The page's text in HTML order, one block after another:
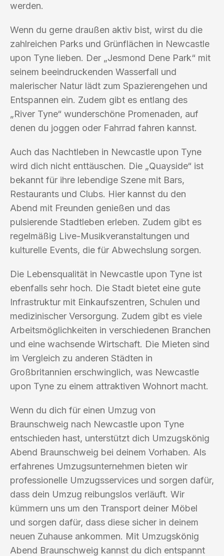
werden.
Wenn du gerne draußen aktiv bist, wirst du die
zahlreichen Parks und Grünflächen in Newcastle
upon Tyne lieben. Der „Jesmond Dene Park“ mit
seinem beeindruckenden Wasserfall und
malerischer Natur lädt zum Spazierengehen und
Entspannen ein. Zudem gibt es entlang des
„River Tyne“ wunderschöne Promenaden, auf
denen du joggen oder Fahrrad fahren kannst.
Auch das Nachtleben in Newcastle upon Tyne
wird dich nicht enttäuschen. Die „Quayside“ ist
bekannt für ihre lebendige Szene mit Bars,
Restaurants und Clubs. Hier kannst du den
Abend mit Freunden genießen und das
pulsierende Stadtleben erleben. Zudem gibt es
regelmäßig Live-Musikveranstaltungen und
kulturelle Events, die für Abwechslung sorgen.
Die Lebensqualität in Newcastle upon Tyne ist
ebenfalls sehr hoch. Die Stadt bietet eine gute
Infrastruktur mit Einkaufszentren, Schulen und
medizinischer Versorgung. Zudem gibt es viele
Arbeitsmöglichkeiten in verschiedenen Branchen
und eine wachsende Wirtschaft. Die Mieten sind
im Vergleich zu anderen Städten in
Großbritannien erschwinglich, was Newcastle
upon Tyne zu einem attraktiven Wohnort macht.
Wenn du dich für einen Umzug von
Braunschweig nach Newcastle upon Tyne
entschieden hast, unterstützt dich Umzugskönig
Abend Braunschweig bei deinem Vorhaben. Als
erfahrenes Umzugsunternehmen bieten wir
professionelle Umzugsservices und sorgen dafür,
dass dein Umzug reibungslos verläuft. Wir
kümmern uns um den Transport deiner Möbel
und sorgen dafür, dass diese sicher in deinem
neuen Zuhause ankommen. Mit Umzugskönig
Abend Braunschweig kannst du dich entspannt